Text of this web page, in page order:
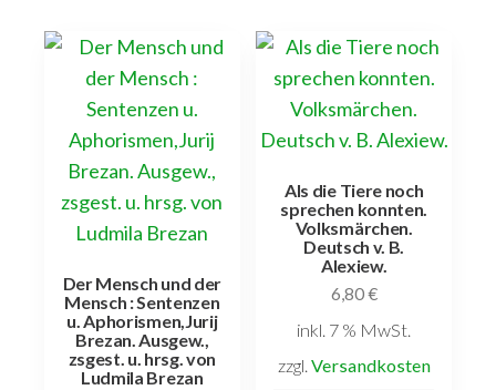
Der Mensch und der
Mensch : Sentenzen
u. Aphorismen,Jurij
Brezan. Ausgew.,
zsgest. u. hrsg. von
Ludmila Brezan
Als die Tiere noch
sprechen konnten.
Volksmärchen.
Deutsch v. B.
Alexiew.
6,80€
inkl. 7 % MwSt.
zzgl. Versandkosten